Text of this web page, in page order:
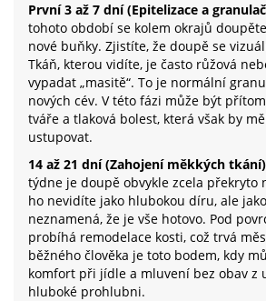
První 3 až 7 dní (Epitelizace a
tohoto období se kolem okrajů
nové buňky. Zjistíte, že doupě se
Tkáň, kterou vidíte, je často růžová
vypadat „masitě“. To je normální
nových cév. V této fázi může být
tváře a tlaková bolest, která však by
ustupovat.
14 až 21 dní (Zahojení měkkých
týdne je doupě obvykle zcela překryto
ho nevidíte jako hlubokou díru, ale
neznamená, že je vše hotovo. Pod
probíhá remodelace kosti, což trvá
běžného člověka je toto bodem, kdy
komfort při jídle a mluvení bez obav z
hluboké prohlubni.